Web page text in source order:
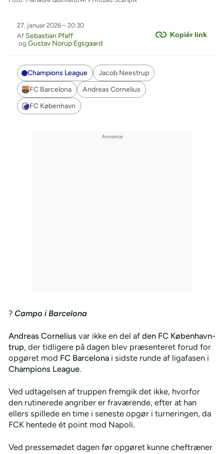
Kopiér link
27. januar 2026 – 20:30
Af Sebastian Pfaff
og Gustav Norup Egsgaard
Champions League
Jacob Neestrup
FC Barcelona
Andreas Cornelius
FC København
? Campo i Barcelona
Andreas Cornelius var ikke en del af den FC København-
trup, der tidligere på dagen blev præsenteret forud for
opgøret mod FC Barcelonai sidste runde af ligafasen i
Champions League.
Ved udtagelsen af truppen fremgik det ikke, hvorfor
den rutinerede angriber er fraværende, efter at han
ellers spillede en time i seneste opgør i turneringen, da
FCK hentede ét point mod Napoli.
Ved pressemødet dagen før opgøret kunne cheftræner